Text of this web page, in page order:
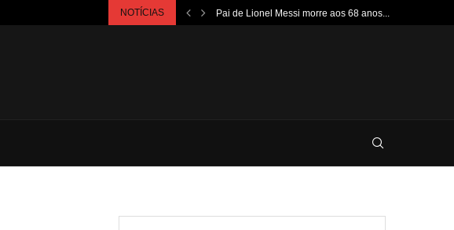
NOTÍCIAS Pai de Lionel Messi morre aos 68 anos...